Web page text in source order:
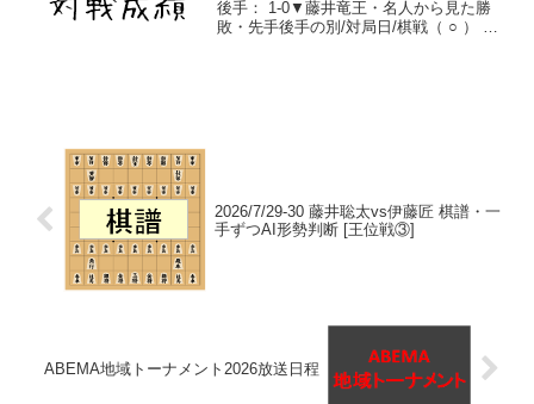
後手： 1-0▼藤井竜王・名人から見た勝
敗・先手後手の別/対局日/棋戦（ ○ ） 後
2026/7/29-30 藤井聡太vs伊藤匠 棋譜・一
手ずつAI形勢判断 [王位戦③]
ABEMA地域トーナメント2026放送日程